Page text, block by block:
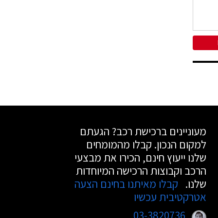
מעוניינים ברכישת רכב? הגעתם
למקום הנכון. קבלו מהמומחים
שלנו ייעוץ חינם, הכירו את מבצעי
הרכב וקבוצות הרכישה המיוחדות
שלנו. קבלו מאיתנו בחינם הצעה
אטרקטיבית עכשיו